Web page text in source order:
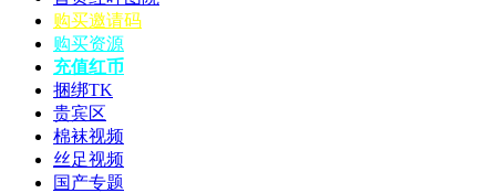
购买邀请码
购买资源
充值红币
捆绑TK
贵宾区
棉袜视频
丝足视频
国产专题